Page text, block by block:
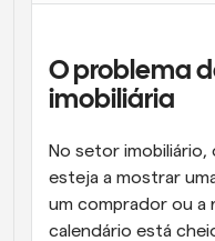
Webhooks
Receba
O problema
imobiliária
No setor
esteja a mostrar
um comprador ou a
calendário está